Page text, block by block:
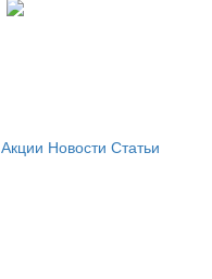
Акции Новости Статьи